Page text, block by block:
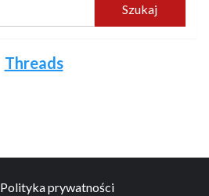
Szukaj
Threads
Polityka prywatności